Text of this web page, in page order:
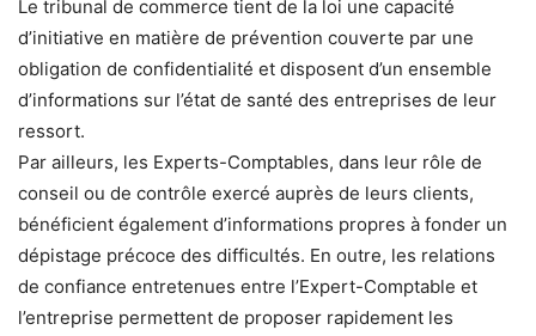
Le tribunal de commerce tient de la loi une capacité
d’initiative en matière de prévention couverte par une
obligation de confidentialité et disposent d’un ensemble
d’informations sur l’état de santé des entreprises de leur
ressort.
Par ailleurs, les Experts-Comptables, dans leur rôle de
conseil ou de contrôle exercé auprès de leurs clients,
bénéficient également d’informations propres à fonder un
dépistage précoce des difficultés. En outre, les relations
de confiance entretenues entre l’Expert-Comptable et
l’entreprise permettent de proposer rapidement les